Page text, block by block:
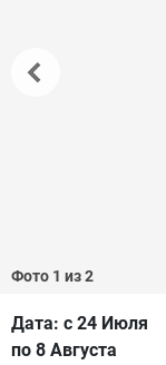
Фото 1 из 2
Дата: с 24 Июля
по 8 Августа